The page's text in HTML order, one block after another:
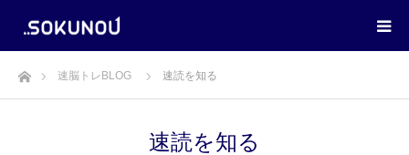
ホーム速脳トレBLOG 速読を知る
速読を知る